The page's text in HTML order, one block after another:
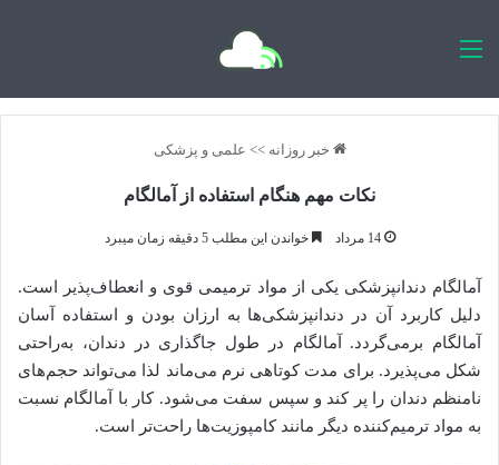
خبر روزانه >> علمی و پزشکی
نکات مهم هنگام استفاده از آمالگام
14 مرداد خواندن این مطلب 5 دقیقه زمان میبرد
آمالگام دندانپزشکی یکی از مواد ترمیمی قوی و انعطاف‌پذیر است.
دلیل کاربرد آن در دندانپزشکی‌ها به ارزان بودن و استفاده آسان
آمالگام برمی‌گردد. آمالگام در طول جاگذاری در دندان، به‌راحتی
شکل می‌پذیرد. برای مدت کوتاهی نرم می‌ماند لذا می‌تواند حجم‌های
نامنظم دندان را پر کند و سپس سفت می‌شود. کار با آمالگام نسبت
به مواد ترمیم‌کننده دیگر مانند کامپوزیت‌ها راحت‌تر است.